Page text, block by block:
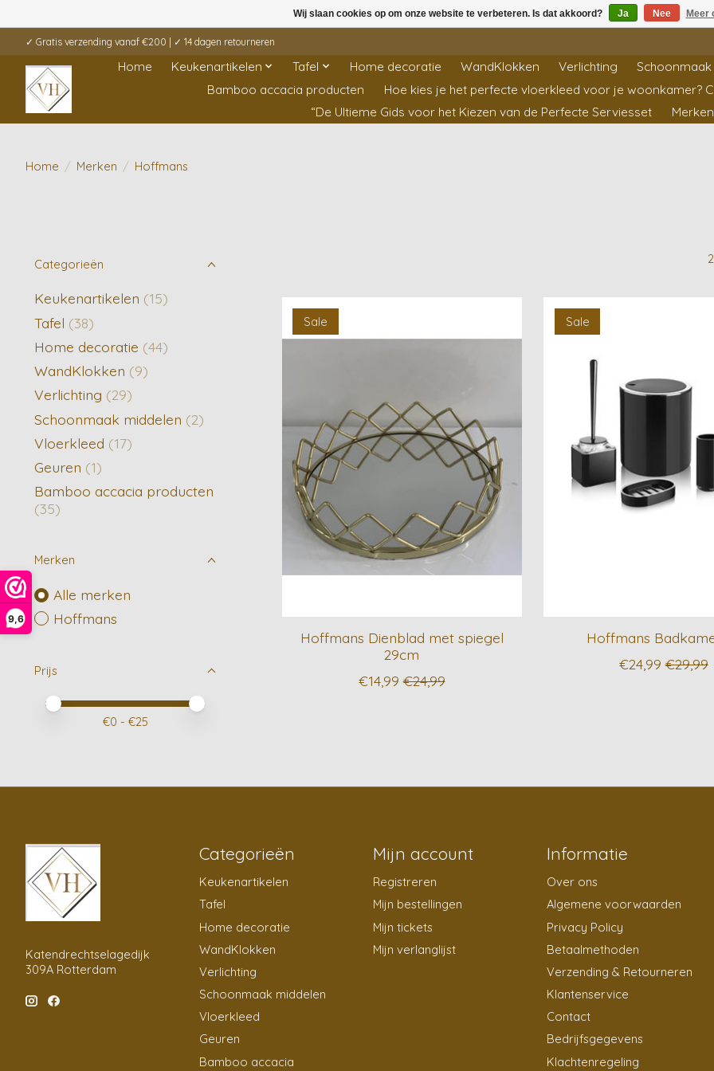
9,6
✓ Gratis verzending vanaf €200 | ✓ 14 dagen retourneren
Home Keukenartikelen Tafel Home decoratie WandKlokken Verlichting
Bamboo accacia producten
Hoe kies je het perfecte vloerkleed voor je woonkamer?
“De Ultieme Gids voor het Kiezen van de Perfecte Serviesset
Merken
Home / Merken / Hoffmans
Categorieën
Keukenartikelen (15)
Tafel (38)
Home decoratie (44)
WandKlokken (9)
Verlichting (29)
Schoonmaak middelen (2)
Vloerkleed (17)
Geuren (1)
Bamboo accacia producten
(35)
Merken
Alle merken
Hoffmans
Prijs
Minimale prijswaarde
Price maximum value
€0 - €25
Sale
Hoffmans Dienblad met spiegel
29cm
€14,99 €24,99
Sale
Hoffmans
€24,99 €29,99
Katendrechtselagedijk
309A Rotterdam
Categorieën
Keukenartikelen
Tafel
Home decoratie
WandKlokken
Verlichting
Schoonmaak middelen
Vloerkleed
Geuren
Bamboo accacia
Mijn account
Registreren
Mijn bestellingen
Mijn tickets
Mijn verlanglijst
Informatie
Over ons
Algemene voorwaarden
Privacy Policy
Betaalmethoden
Verzending & Retourneren
Klantenservice
Contact
Bedrijfsgegevens
Klachtenregeling
Wij slaan cookies op om onze website te verbeteren. Is dat akkoord? Ja Nee Meer